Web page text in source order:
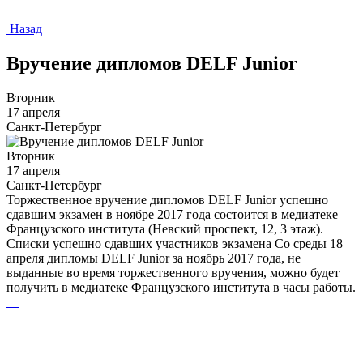
Назад
Вручение дипломов DELF Junior
Вторник
17 апреля
Санкт-Петербург
Вторник
17 апреля
Санкт-Петербург
Торжественное вручение дипломов DELF Junior успешно
сдавшим экзамен в ноябре 2017 года состоится в медиатеке
Французского института (Невский проспект, 12, 3 этаж).
Списки успешно сдавших участников экзамена Со среды 18
апреля дипломы DELF Junior за ноябрь 2017 года, не
выданные во время торжественного вручения, можно будет
получить в медиатеке Французского института в часы работы.